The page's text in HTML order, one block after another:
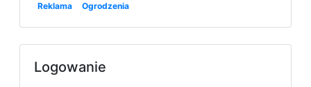
Reklama
Ogrodzenia
Logowanie